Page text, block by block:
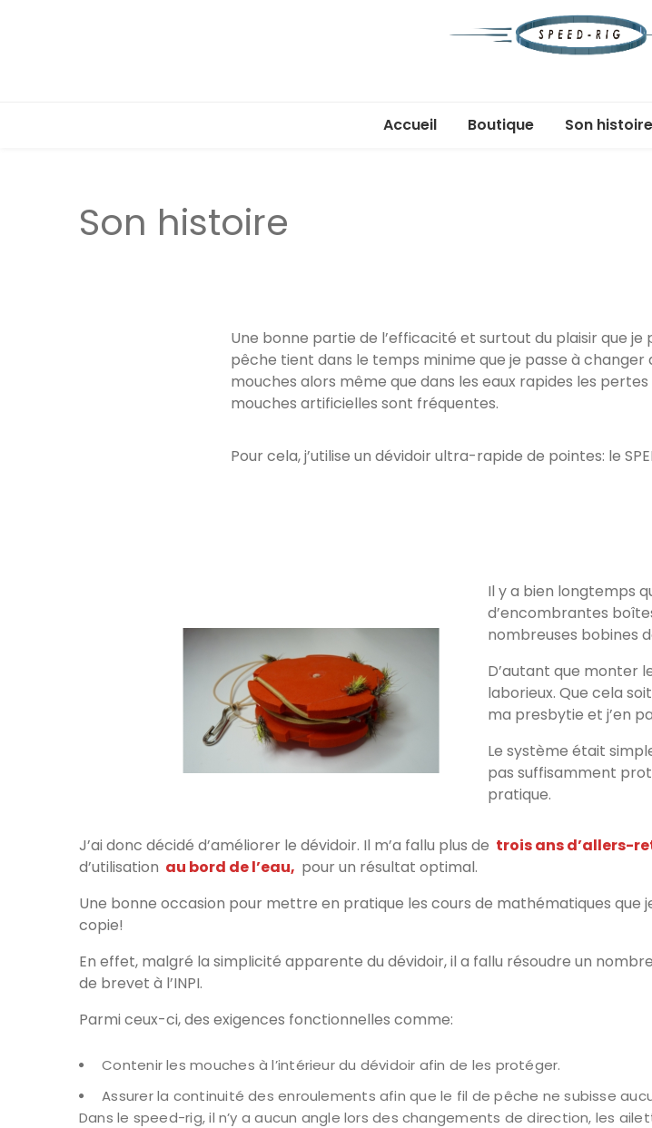
pêcher
Accueil Boutique Son histoire
Son histoire
Une bonne partie de l’efficacité et surtout du plaisir que je
pêche tient dans le temps minime que je passe à changer
mouches alors même que dans les eaux rapides les pertes
mouches artificielles sont fréquentes.
Pour cela, j’utilise un dévidoir ultra-rapide de pointes: le
Il y a bien longtemps
d’encombrantes
nombreuses bobines
D’autant que monter
laborieux. Que cela
ma presbytie et j’en
Le système était
pas suffisamment
pratique.
J’ai donc décidé d’améliorer le dévidoir. Il m’a fallu plus de trois ans d’allers-
d’utilisation au bord de l’eau, pour un résultat optimal.
Une bonne occasion pour mettre en pratique les cours de mathématiques que
copie!
En effet, malgré la simplicité apparente du dévidoir, il a fallu résoudre un
de brevet à l’INPI.
Parmi ceux-ci, des exigences fonctionnelles comme:
Contenir les mouches à l’intérieur du dévidoir afin de les protéger.
Assurer la continuité des enroulements afin que le fil de pêche ne subisse
Dans le speed-rig, il n’y a aucun angle lors des changements de direction, les